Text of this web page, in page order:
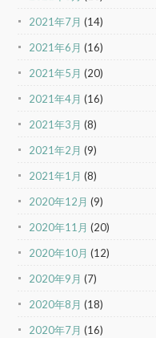
2021年7月 (14)
2021年6月 (16)
2021年5月 (20)
2021年4月 (16)
2021年3月 (8)
2021年2月 (9)
2021年1月 (8)
2020年12月 (9)
2020年11月 (20)
2020年10月 (12)
2020年9月 (7)
2020年8月 (18)
2020年7月 (16)